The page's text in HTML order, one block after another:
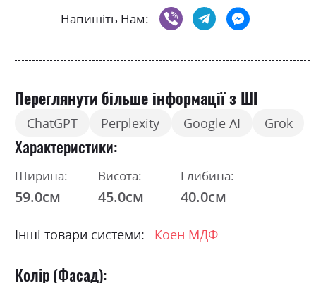
Напишіть Нам:
Переглянути більше інформації з ШІ
ChatGPT Perplexity Google AI Grok
Характеристики
Ширина:
59.0см
Висота:
45.0см
Глибина:
40.0см
Інші товари системи: Коен МДФ
Колір (Фасад):